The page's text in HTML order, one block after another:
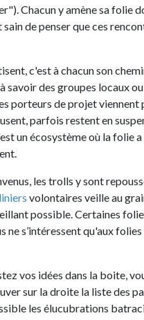
y amène sa folie douce et,
que ces rencontres
à chacun son chemin de
groupes locaux ou virtuels
de projet viennent pour
restent en suspens,
où la folie a le droit
trolls y sont repoussés et les
veille au grain pour
Certaines folies
qu'aux folies
dans la boite, vous êtes
droite la liste des pages
batraciennes.